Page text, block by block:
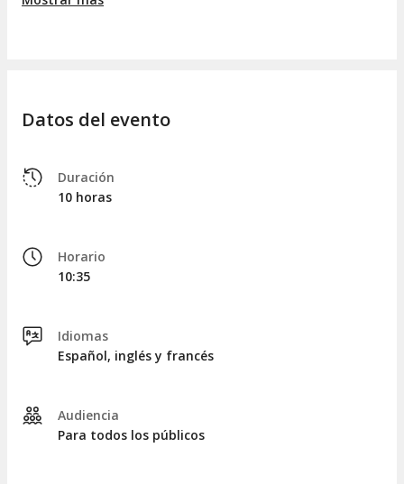
Datos del evento
Duración
10 horas
Horario
10:35
Idiomas
Español, inglés y francés
Audiencia
Para todos los públicos